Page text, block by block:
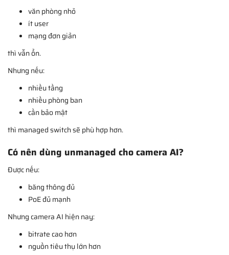
văn phòng nhỏ
ít user
mạng đơn giản
thì vẫn ổn.
Nhưng nếu:
nhiều tầng
nhiều phòng ban
cần bảo mật
thì managed switch sẽ phù hợp hơn.
Có nên dùng unmanaged cho camera AI?
Được nếu:
băng thông đủ
PoE đủ mạnh
Nhưng camera AI hiện nay:
bitrate cao hơn
nguồn tiêu thụ lớn hơn